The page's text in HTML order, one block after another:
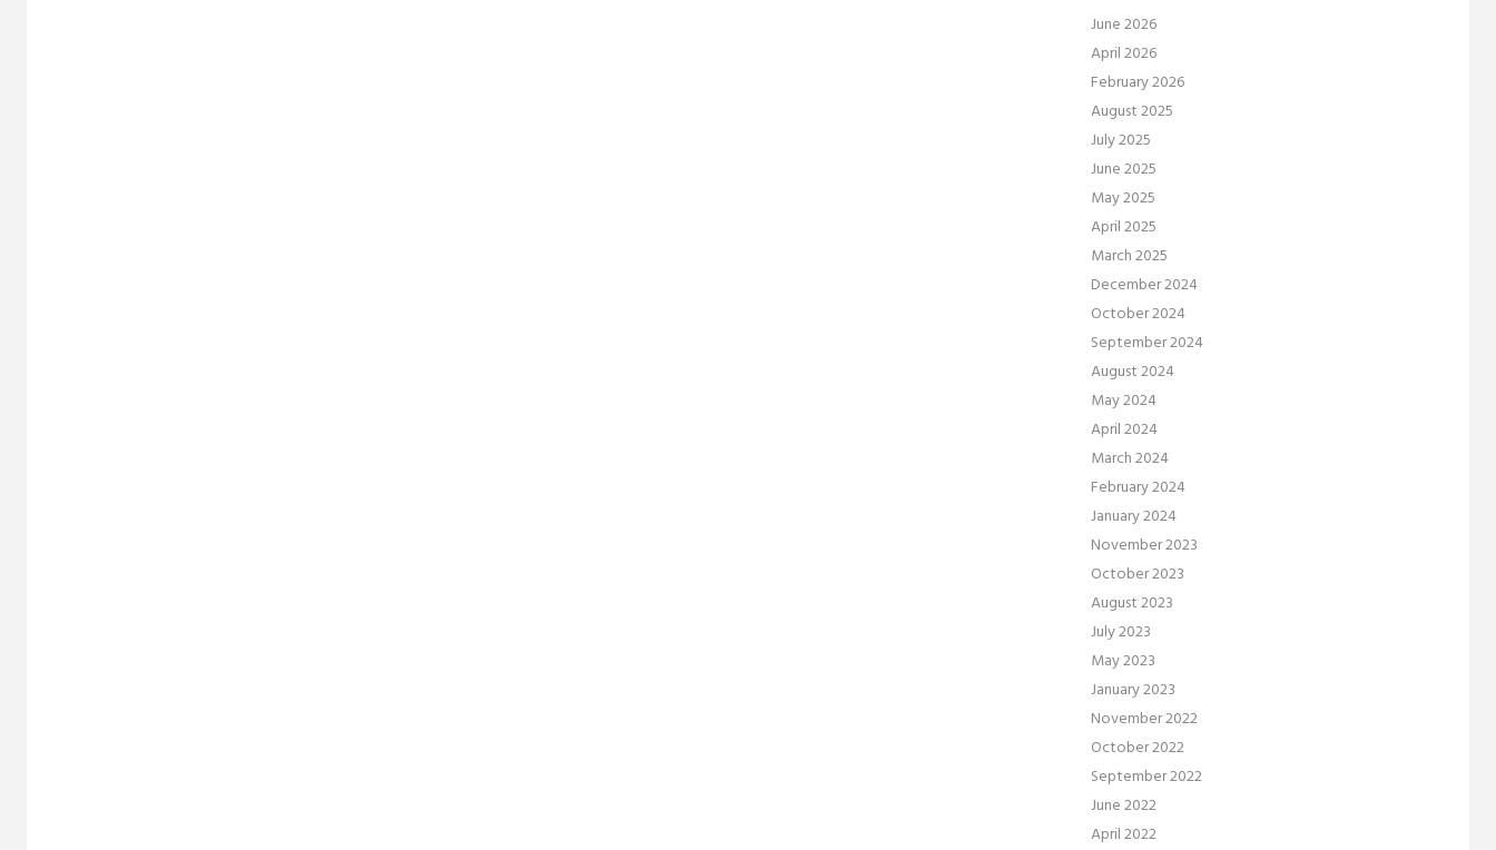
June 2026
April 2026
February 2026
August 2025
July 2025
June 2025
May 2025
April 2025
March 2025
December 2024
October 2024
September 2024
August 2024
May 2024
April 2024
March 2024
February 2024
January 2024
November 2023
October 2023
August 2023
July 2023
May 2023
January 2023
November 2022
October 2022
September 2022
June 2022
April 2022